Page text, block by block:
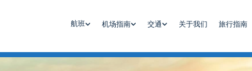
航班 机场指南 交通 关于我们 旅行指南